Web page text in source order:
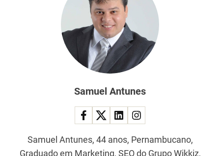
Samuel Antunes
Samuel Antunes, 44 anos, Pernambucano,
Graduado em Marketing, SEO do Grupo Wikkiz,